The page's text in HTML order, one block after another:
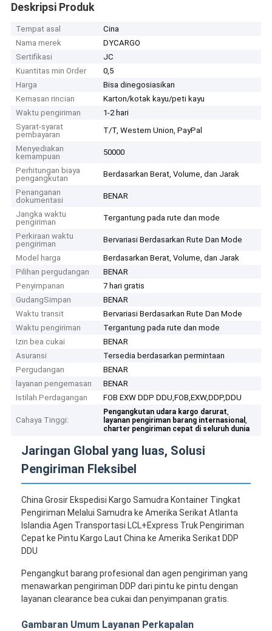
Deskripsi Produk
Tempat asal
Cina
Nama merek
DYCARGO
Sertifikasi
JC
Kuantitas min Order
0,5
Harga
Bisa dinegosiasikan
Kemasan rincian
Karton/kotak kayu/peti kayu
Waktu pengiriman
1-2 hari
Syarat-syarat
pembayaran
T/T, Western Union, PayPal
Menyediakan
kemampuan
50000
Perhitungan biaya
pengangkutan
Berdasarkan Berat, Volume, dan Jarak
Penanganan
dokumentasi
BENAR
Jangka waktu
pengiriman
Tergantung pada rute dan mode
Perkiraan waktu
pengiriman
Bervariasi Berdasarkan Rute Dan Mode
Model harga
Berdasarkan Berat, Volume, dan Jarak
Pilihan pergudangan
BENAR
Penyimpanan
7 hari gratis
GudangSimpan
BENAR
Waktu transit
Bervariasi Berdasarkan Rute Dan Mode
Waktu pengiriman
Tergantung pada rute dan mode
Izin bea cukai
BENAR
Asuransi
Tersedia berdasarkan permintaan
Pergudangan
BENAR
layanan pengemasan
BENAR
Istilah Perdagangan
FOB EXW DDP DDU,FOB,EXW,DDP,DDU
Cahaya Tinggi:
Pengangkutan udara kargo darurat,
layanan pengiriman barang internasional,
charter pengiriman cepat di seluruh dunia
Jaringan Global yang luas, Solusi
Pengiriman Fleksibel
China Grosir Ekspedisi Kargo Samudra Kontainer Tingkat
Pengiriman Melalui Samudra ke Amerika Serikat Atlanta
Islandia Agen Transportasi LCL+Express Truk Pengiriman
Cepat ke Pintu Kargo Laut China ke Amerika Serikat DDP
DDU
Pengangkut barang profesional dan agen pengiriman yang
menawarkan pengiriman DDP dari pintu ke pintu dengan
layanan clearance bea cukai dan penyimpanan gratis.
Gambaran Umum Layanan Perkapalan